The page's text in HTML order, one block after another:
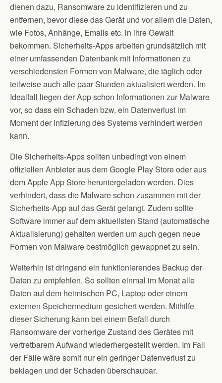
dienen dazu, Ransomware zu identifizieren und zu
entfernen, bevor diese das Gerät und vor allem die Daten,
wie Fotos, Anhänge, Emails etc. in ihre Gewalt
bekommen. Sicherheits-Apps arbeiten grundsätzlich mit
einer umfassenden Datenbank mit Informationen zu
verschiedensten Formen von Malware, die täglich oder
teilweise auch alle paar Stunden aktualisiert werden. Im
Idealfall liegen der App schon Informationen zur Malware
vor, so dass ein Schaden bzw. ein Datenverlust im
Moment der Infizierung des Systems verhindert werden
kann.
Die Sicherheits-Apps sollten unbedingt von einem
offiziellen Anbieter aus dem Google Play Store oder aus
dem Apple App Store heruntergeladen werden. Dies
verhindert, dass die Malware schon zusammen mit der
Sicherheits-App auf das Gerät gelangt. Zudem sollte
Software immer auf dem aktuellsten Stand (automatische
Aktualisierung) gehalten werden um auch gegen neue
Formen von Malware bestmöglich gewappnet zu sein.
Weiterhin ist dringend ein funktionierendes Backup der
Daten zu empfehlen. So sollten einmal im Monat alle
Daten auf dem heimischen PC, Laptop oder einem
externen Speichermedium gesichert werden. Mithilfe
dieser Sicherung kann bei einem Befall durch
Ransomware der vorherige Zustand des Gerätes mit
vertretbarem Aufwand wiederhergestellt werden. Im Fall
der Fälle wäre somit nur ein geringer Datenverlust zu
beklagen und der Schaden überschaubar.